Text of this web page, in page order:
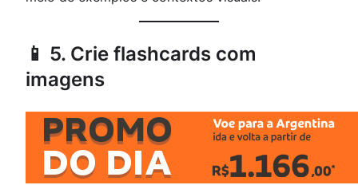
📱 5. Crie flashcards com
imagens